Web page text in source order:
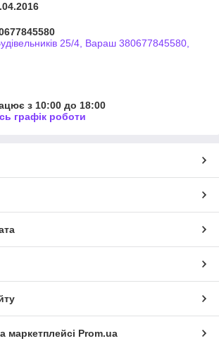
25/4, Вараш 380677845580,
з 10:00 до 18:00
графік роботи
маркетплейсі Prom.ua